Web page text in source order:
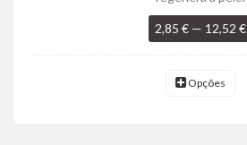
2,85 € — 12,52 €
Opções